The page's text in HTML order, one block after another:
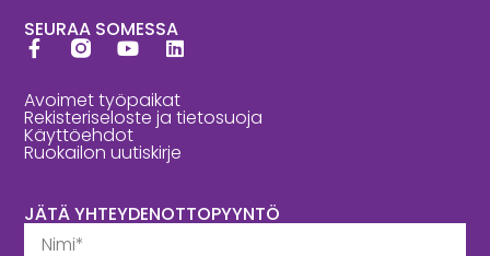
SEURAA SOMESSA
Avoimet työpaikat
Rekisteriseloste ja tietosuoja
Käyttöehdot
Ruokailon uutiskirje
JÄTÄ YHTEYDENOTTOPYYNTÖ